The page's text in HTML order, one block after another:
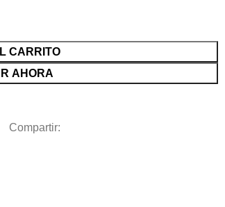
CARRITO
AHORA
Compartir: